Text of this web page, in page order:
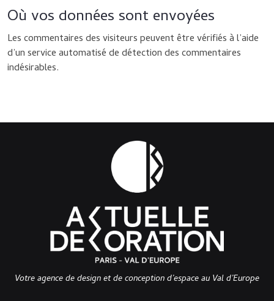
Où vos données sont envoyées
Les commentaires des visiteurs peuvent être vérifiés à l’aide
d’un service automatisé de détection des commentaires
indésirables.
Votre agence de design et de conception d’espace au Val d’Europe